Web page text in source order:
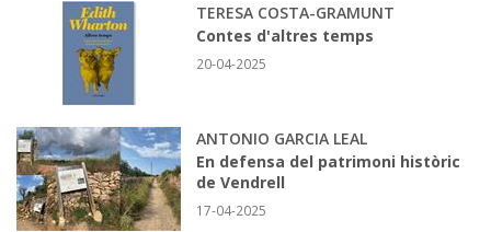
TERESA COSTA-GRAMUNT
Contes d'altres temps
20-04-2025
ANTONIO GARCIA LEAL
En defensa del patrimoni històric
de Vendrell
17-04-2025